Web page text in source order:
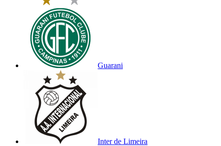
Guarani
Inter de Limeira